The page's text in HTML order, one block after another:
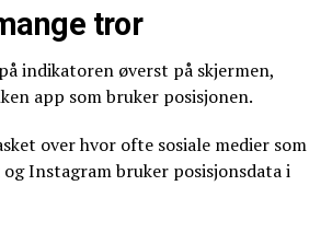
tror
indikatoren øverst på skjermen,
app som bruker posisjonen.
over hvor ofte sosiale medier som
og Instagram bruker posisjonsdata i